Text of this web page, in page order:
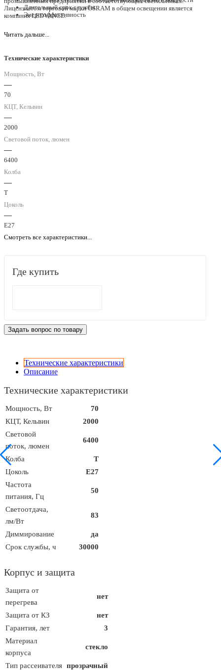
Лицензиатом торговой марки OSRAM в общем освещении является
компания LEDVANCE.
Длительный срок службы
Энергоэффективность
Читать дальше...
Технические характеристики
Мощность, Вт
—
70
КЦТ, Кельвин
—
2000
Световой поток, люмен
—
6400
Колба
—
T
Цоколь
—
E27
Смотреть все характеристики...
Где купить
Задать вопрос по товару
Технические характеристики
Описание
Технические характеристики
Мощность, Вт
70
КЦТ, Кельвин
2000
Световой
поток, люмен
6400
Колба
T
Цоколь
E27
Частота
питания, Гц
50
Светоотдача,
лм/Вт
83
Диммирование
да
Срок службы, ч
30000
Корпус и защита
Защита от
перегрева
нет
Защита от КЗ
нет
Гарантия, лет
3
Материал
корпуса
стекло
Тип рассеивателя прозрачный